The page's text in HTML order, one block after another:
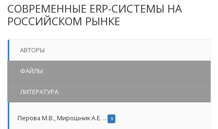
СОВРЕМЕННЫЕ ERP-СИСТЕМЫ НА
РОССИЙСКОМ РЫНКЕ
АВТОРЫ
ФАЙЛЫ
ЛИТЕРАТУРА
Перова М.В., Мирошник А.Е. .. 1